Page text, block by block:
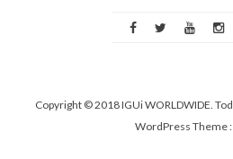
Copyright © 2018 IGUi WORLDWIDE.
WordPress Theme :